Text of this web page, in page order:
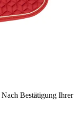
Nach Bestätigung Ihrer